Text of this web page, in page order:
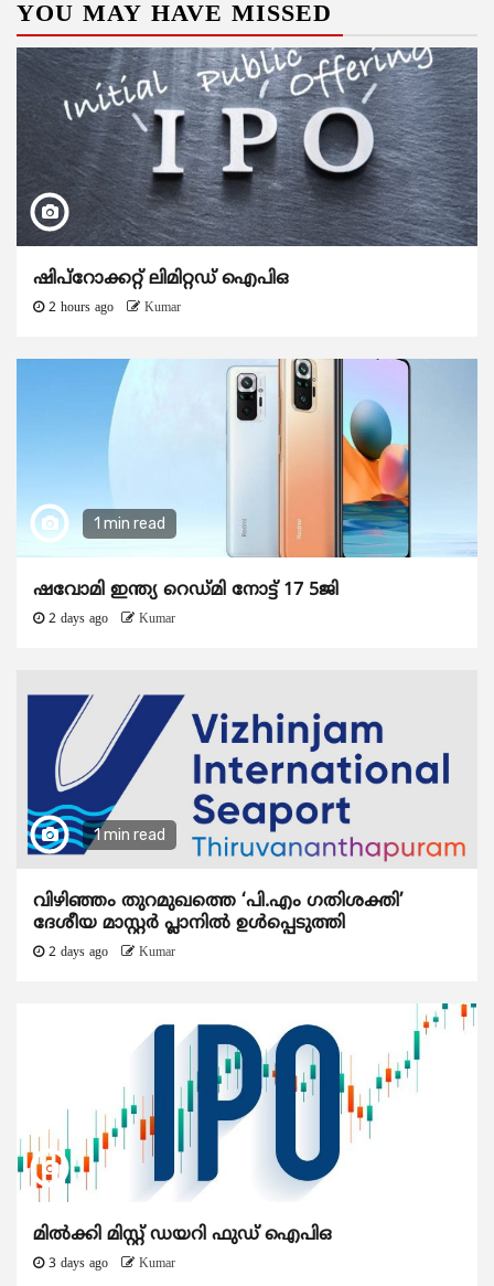
YOU MAY HAVE MISSED
ഷിപ്റോക്കറ്റ് ലിമിറ്റഡ് ഐപിഒ
2 hours ago Kumar
1 min read
ഷവോമി ഇന്ത്യ റെഡ്മി നോട്ട് 17 5ജി
2 days ago Kumar
1 min read
വിഴിഞ്ഞം തുറമുഖത്തെ ‘പി.എം ഗതിശക്തി’
ദേശീയ മാസ്റ്റർ പ്ലാനിൽ ഉൾപ്പെടുത്തി
2 days ago Kumar
മിൽക്കി മിസ്റ്റ് ഡയറി ഫുഡ് ഐപിഒ
3 days ago Kumar